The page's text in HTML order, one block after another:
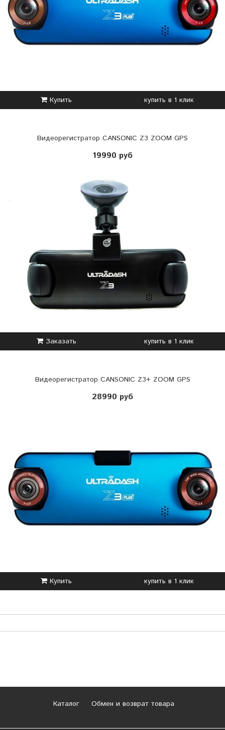
Купить купить в 1 клик
Видеорегистратор CANSONIC Z3 ZOOM GPS
19990 руб
Заказать купить в 1 клик
Видеорегистратор CANSONIC Z3+ ZOOM GPS
28990 руб
Купить купить в 1 клик
Каталог Обмен и возврат товара